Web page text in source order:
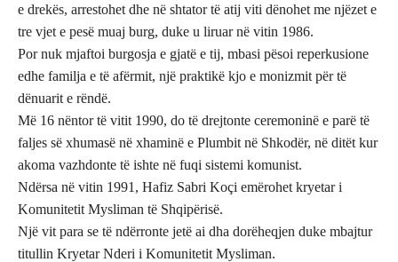
e drekës, arrestohet dhe në shtator të atij viti dënohet me njëzet e
tre vjet e pesë muaj burg, duke u liruar në vitin 1986.
Por nuk mjaftoi burgosja e gjatë e tij, mbasi pësoi reperkusione
edhe familja e të afërmit, një praktikë kjo e monizmit për të
dënuarit e rëndë.
Më 16 nëntor të vitit 1990, do të drejtonte ceremoninë e parë të
faljes së xhumasë në xhaminë e Plumbit në Shkodër, në ditët kur
akoma vazhdonte të ishte në fuqi sistemi komunist.
Ndërsa në vitin 1991, Hafiz Sabri Koçi emërohet kryetar i
Komunitetit Mysliman të Shqipërisë.
Një vit para se të ndërronte jetë ai dha dorëheqjen duke mbajtur
titullin Kryetar Nderi i Komunitetit Mysliman.